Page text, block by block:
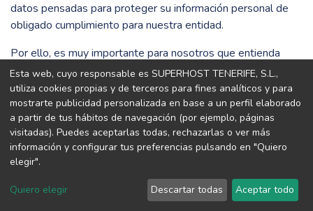
datos pensadas para proteger su información personal de
obligado cumplimiento para nuestra entidad.
Por ello, es muy importante para nosotros que entienda
perfectamente qué vamos a hacer con los datos personales
que le pedimos.
Así, seremos transparentes y le daremos el control de sus
datos, con un lenguaje sencillo y opciones claras que le
permitirán decidir qué haremos con su información personal.
Por favor, si una vez leída la presente información le queda
alguna duda, no dude en preguntarnos.
Esta web, cuyo responsable es SUPERHOST TENERIFE, S.L.,
utiliza cookies propias y de terceros para fines analíticos y para
mostrarte publicidad personalizada en base a un perfil elaborado
a partir de tus hábitos de navegación (por ejemplo, páginas
visitadas). Puedes aceptarlas todas, rechazarlas o ver más
información y configurar tus preferencias pulsando en "Quiero
elegir".
Quiero elegir Descartar todas Aceptar todo